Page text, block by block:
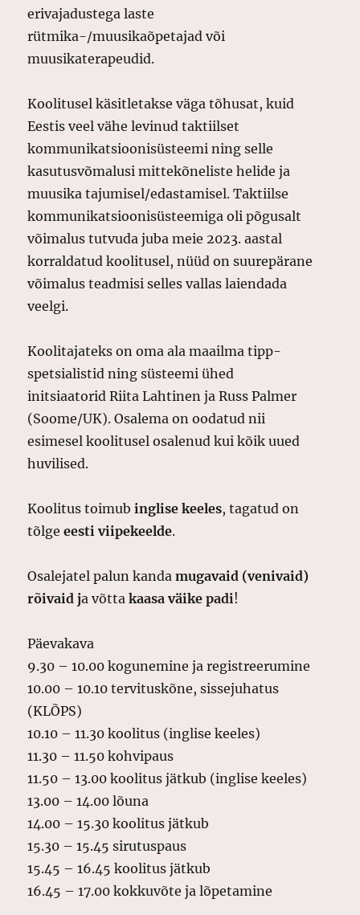
erivajadustega laste
rütmika-/muusikaõpetajad või
muusikaterapeudid.
Koolitusel käsitletakse väga tõhusat, kuid
Eestis veel vähe levinud taktiilset
kommunikatsioonisüsteemi ning selle
kasutusvõmalusi mittekõneliste helide ja
muusika tajumisel/edastamisel. Taktiilse
kommunikatsioonisüsteemiga oli põgusalt
võimalus tutvuda juba meie 2023. aastal
korraldatud koolitusel, nüüd on suurepärane
võimalus teadmisi selles vallas laiendada
veelgi.
Koolitajateks on oma ala maailma tipp-
spetsialistid ning süsteemi ühed
initsiaatorid Riita Lahtinen ja Russ Palmer
(Soome/UK). Osalema on oodatud nii
esimesel koolitusel osalenud kui kõik uued
huvilised.
Koolitus toimubinglise keeles, tagatud on
tõlgeeesti viipekeelde.
Osalejatel palun kandamugavaid (venivaid)
rõivaid ja võttakaasa väike padi!
Päevakava
9.30 – 10.00 kogunemine ja registreerumine
10.00 – 10.10 tervituskõne, sissejuhatus
(KLÕPS)
10.10 – 11.30 koolitus (inglise keeles)
11.30 – 11.50 kohvipaus
11.50 – 13.00 koolitus jätkub (inglise keeles)
13.00 – 14.00 lõuna
14.00 – 15.30 koolitus jätkub
15.30 – 15.45 sirutuspaus
15.45 – 16.45 koolitus jätkub
16.45 – 17.00 kokkuvõte ja lõpetamine